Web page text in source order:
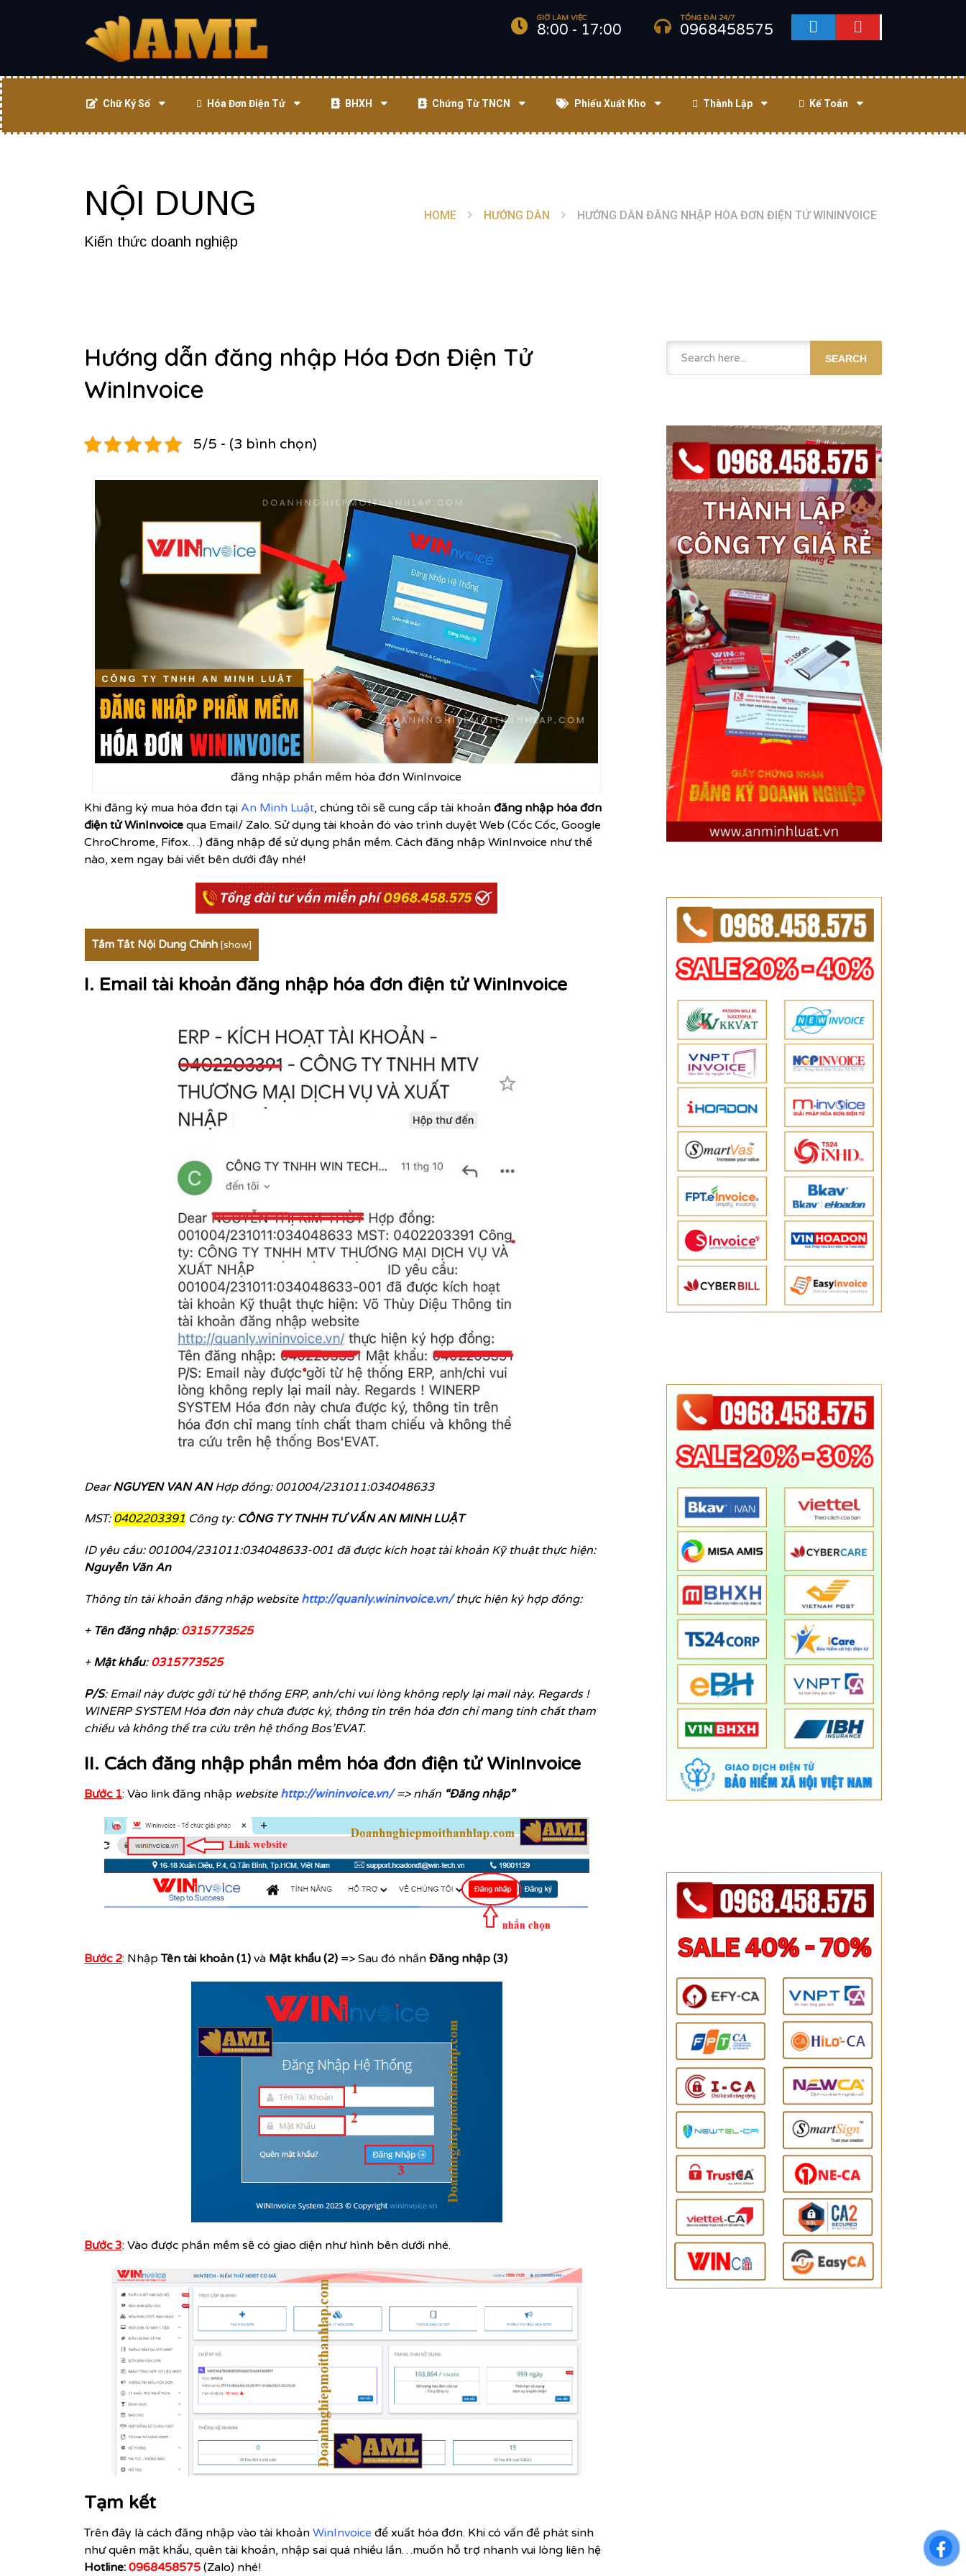
GIỜ LÀM VIỆC
8:00 - 17:00
TỔNG ĐÀI 24/7
0968458575
Chữ Ký Số Hóa Đơn Điện Tử BHXH Chứng Từ TNCN Phiếu Xuất Kho Thành Lập Kế Toán
NỘI DUNG
Kiến thức doanh nghiệp
HOME HƯỚNG DẪN HƯỚNG DẪN ĐĂNG NHẬP HÓA ĐƠN ĐIỆN TỬ WININVOICE
Hướng dẫn đăng nhập Hóa Đơn Điện Tử
WinInvoice
5/5 - (3 bình chọn)
đăng nhập phần mềm hóa đơn WinInvoice
Khi đăng ký mua hóa đơn tại An Minh Luật, chúng tôi sẽ cung cấp tài khoản đăng nhập hóa đơn
điện tử WinInvoice qua Email/ Zalo. Sử dụng tài khoản đó vào trình duyệt Web (Cốc Cốc, Google
ChroChrome, Fifox…) đăng nhập để sử dụng phần mềm. Cách đăng nhập WinInvoice như thế
nào, xem ngay bài viết bên dưới đây nhé!
Tắm Tắt Nội Dung Chính [show]
I. Email tài khoản đăng nhập hóa đơn điện tử WinInvoice
DearNGUYEN VAN ANHợp đồng: 001004/231011:034048633
MST: 0402203391 Công ty: CÔNG TY TNHH TƯ VẤN AN MINH LUẬT
ID yêu cầu: 001004/231011:034048633-001 đã được kích hoạt tài khoản Kỹ thuật thực hiện:
Nguyễn Văn An
Thông tin tài khoản đăng nhập websitehttp://quanly.wininvoice.vn/thực hiện ký hợp đồng:
+ Tên đăng nhập: 0315773525
+ Mật khẩu: 0315773525
P/S: Email này được gởi từ hệ thống ERP, anh/chi vui lòng không reply lại mail này. Regards !
WINERP SYSTEM Hóa đơn này chưa được ký, thông tin trên hóa đơn chỉ mang tính chất tham
chiếu và không thể tra cứu trên hệ thống Bos’EVAT.
II. Cách đăng nhập phần mềm hóa đơn điện tử WinInvoice
Bước 1: Vào link đăng nhập websitehttp://wininvoice.vn/=> nhấn “Đăng nhập”
Bước 2: NhậpTên tài khoản (1) và Mật khẩu (2) => Sau đó nhấn Đăng nhập (3)
Bước 3: Vào được phần mềm sẽ có giao diện như hình bên dưới nhé.
Tạm kết
Trên đây là cách đăng nhập vào tài khoản WinInvoice để xuất hóa đơn. Khi có vấn đề phát sinh
như quên mật khẩu, quên tài khoản, nhập sai quá nhiều lần…muốn hỗ trợ nhanh vui lòng liên hệ
Hotline: 0968458575 (Zalo) nhé!
SEARCH